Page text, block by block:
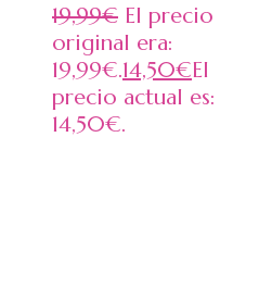
19,99€ El precio
original era:
19,99€.14,50€El
precio actual es:
14,50€.